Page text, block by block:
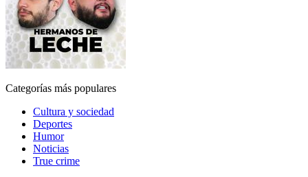
Categorías más populares
Cultura y sociedad
Deportes
Humor
Noticias
True crime